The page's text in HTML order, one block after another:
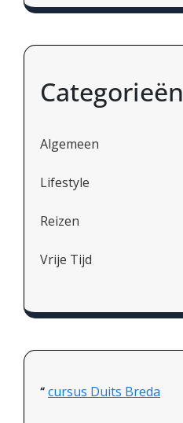
Categorieën
Algemeen
Lifestyle
Reizen
Vrije Tijd
cursus Duits Breda